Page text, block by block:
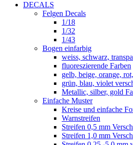
DECALS
Felgen Decals
1/18
1/32
1/43
Bogen einfarbig
weiss, schwarz,
fluoreszierende Farben
gelb, beige, orange,
grün, blau, violet
Metallic, silber, gold
Einfache Muster
Kreise und einfache
Warnstreifen
Streifen 0,5 mm
Streifen 1,0 mm